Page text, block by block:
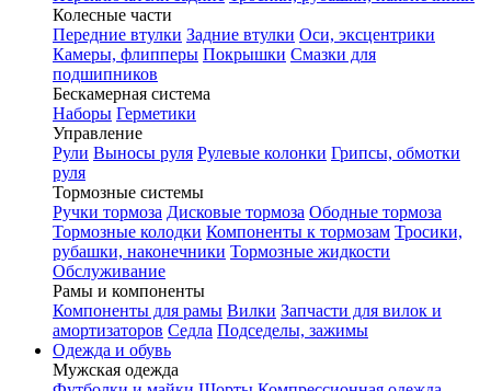
Колесные части
Передние втулки Задние втулки Оси, эксцентрики
Камеры, флипперы Покрышки Смазки для
подшипников
Бескамерная система
Наборы Герметики
Управление
Рули Выносы руля Рулевые колонки Грипсы, обмотки
руля
Тормозные системы
Ручки тормоза Дисковые тормоза Ободные тормоза
Тормозные колодки Компоненты к тормозам Тросики,
рубашки, наконечники Тормозные жидкости
Обслуживание
Рамы и компоненты
Компоненты для рамы Вилки Запчасти для вилок и
амортизаторов Седла Подседелы, зажимы
Одежда и обувь
Мужская одежда